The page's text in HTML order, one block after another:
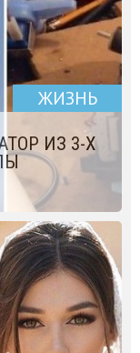
ЖИЗНЬ
ИЗ 3-Х